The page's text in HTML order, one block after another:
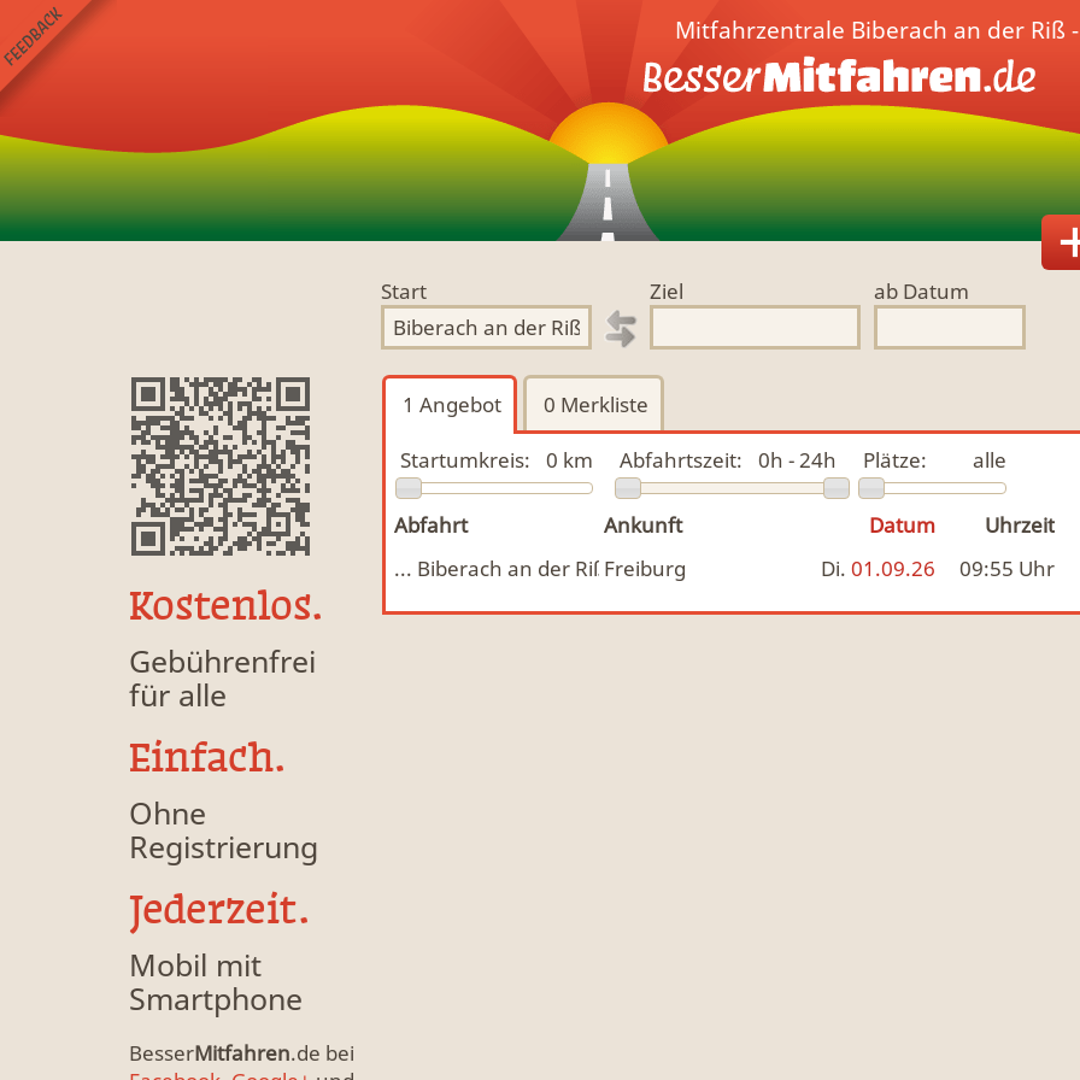
Start
Ziel
ab Datum
Kostenlos.
Gebührenfrei
für alle
Einfach.
Ohne
Registrierung
Jederzeit.
Mobil mit
Smartphone
BesserMitfahren.de bei
Mitfahrzentrale Biberach an der Riß
1 Angebot 0 Merkliste
Startumkreis:
0 km Abfahrtszeit: 0h - 24h Plätze: alle
Abfahrt Ankunft Datum Uhrzeit
... Biberach an der RißFreiburg Di. 01.09.26 09:55 Uhr
Mitfahrgelegenheit & Fahrgemeinschaft